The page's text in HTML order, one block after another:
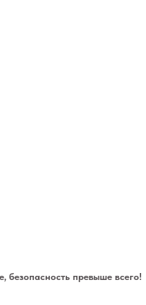
превыше всего!